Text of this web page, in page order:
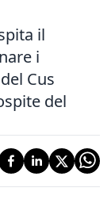
il
i
Cus
del